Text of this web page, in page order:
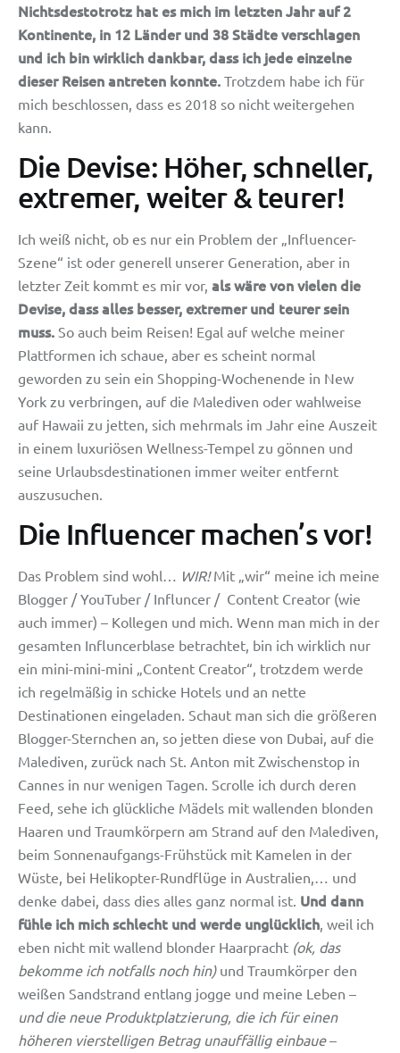
Nichtsdestotrotz hat es mich im letzten Jahr auf 2
Kontinente, in 12 Länder und 38 Städte verschlagen
und ich bin wirklich dankbar, dass ich jede einzelne
dieser Reisen antreten konnte. Trotzdem habe ich für
mich beschlossen, dass es 2018 so nicht weitergehen
kann.
Die Devise: Höher, schneller,
extremer, weiter & teurer!
Ich weiß nicht, ob es nur ein Problem der „Influencer-
Szene“ ist oder generell unserer Generation, aber in
letzter Zeit kommt es mir vor, als wäre von vielen die
Devise, dass alles besser, extremer und teurer sein
muss. So auch beim Reisen! Egal auf welche meiner
Plattformen ich schaue, aber es scheint normal
geworden zu sein ein Shopping-Wochenende in New
York zu verbringen, auf die Malediven oder wahlweise
auf Hawaii zu jetten, sich mehrmals im Jahr eine Auszeit
in einem luxuriösen Wellness-Tempel zu gönnen und
seine Urlaubsdestinationen immer weiter entfernt
auszusuchen.
Die Influencer machen’s vor!
Das Problem sind wohl… WIR!Mit „wir“ meine ich meine
Blogger / YouTuber / Influncer / Content Creator (wie
auch immer) – Kollegen und mich. Wenn man mich in der
gesamten Influncerblase betrachtet, bin ich wirklich nur
ein mini-mini-mini „Content Creator“, trotzdem werde
ich regelmäßig in schicke Hotels und an nette
Destinationen eingeladen. Schaut man sich die größeren
Blogger-Sternchen an, so jetten diese von Dubai, auf die
Malediven, zurück nach St. Anton mit Zwischenstop in
Cannes in nur wenigen Tagen. Scrolle ich durch deren
Feed, sehe ich glückliche Mädels mit wallenden blonden
Haaren und Traumkörpern am Strand auf den Malediven,
beim Sonnenaufgangs-Frühstück mit Kamelen in der
Wüste, bei Helikopter-Rundflüge in Australien,… und
denke dabei, dass dies alles ganz normal ist. Und dann
fühle ich mich schlecht und werde unglücklich, weil ich
eben nicht mit wallend blonder Haarpracht (ok, das
bekomme ich notfalls noch hin)und Traumkörper den
weißen Sandstrand entlang jogge und meine Leben –
und die neue Produktplatzierung, die ich für einen
höheren vierstelligen Betrag unauffällig einbaue–